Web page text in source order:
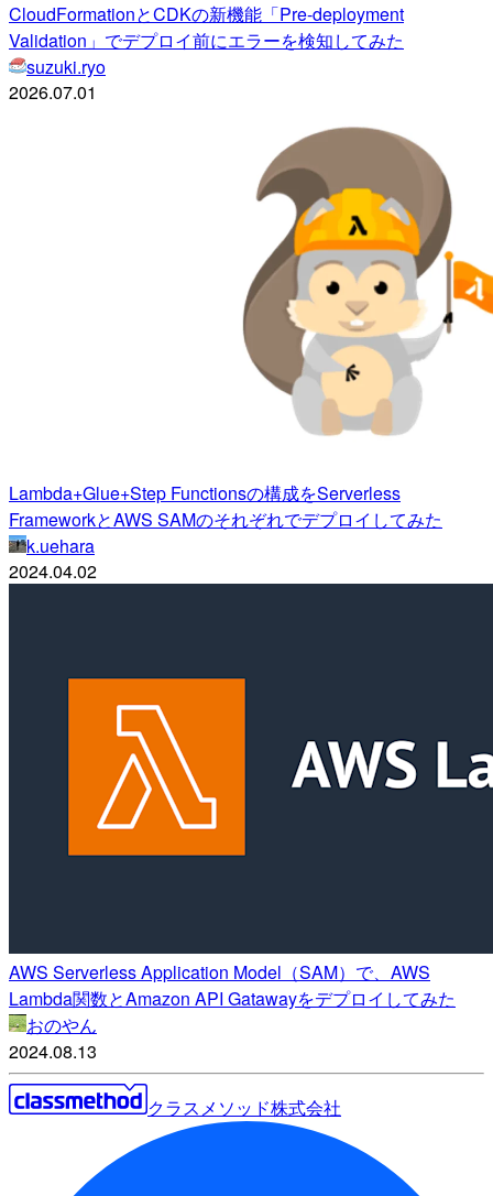
CloudFormationとCDKの新機能「Pre-deployment
Validation」でデプロイ前にエラーを検知してみた
suzuki.ryo
2026.07.01
Lambda+Glue+Step Functionsの構成をServerless
FrameworkとAWS SAMのそれぞれでデプロイしてみた
k.uehara
2024.04.02
AWS Serverless Application Model（SAM）で、AWS
Lambda関数とAmazon API Gatawayをデプロイしてみた
おのやん
2024.08.13
クラスメソッド株式会社